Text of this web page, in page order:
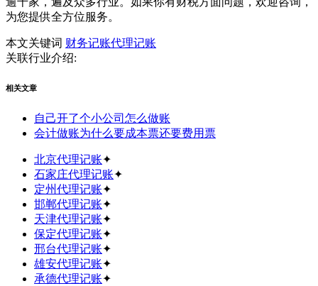
为您提供全方位服务。
本文关键词 财务记账代理记账
关联行业介绍:
相关文章
自己开了个小公司怎么做账
会计做账为什么要成本票还要费用票
北京代理记账✦
石家庄代理记账✦
定州代理记账✦
邯郸代理记账✦
天津代理记账✦
保定代理记账✦
邢台代理记账✦
雄安代理记账✦
承德代理记账✦